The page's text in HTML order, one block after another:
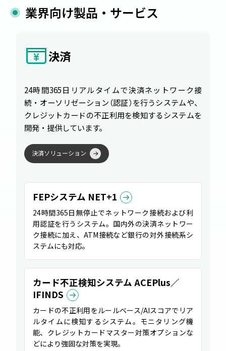
業界向け製品・サービス
決済
24時間365日リアルタイムで決済ネットワーク接
続・オーソリゼーション（認証）を行うシステムや、
クレジットカードの不正利用を検知するシステムを
開発・提供しています。
決済ソ リ ュ ーショ ン
FEPシステム NET+1
24時間365日無停止でネットワーク接続および利
用認証を行うシステム。国内外の決済ネットワー
ク接続に加え、ATM接続など銀行の対外接続系シ
ステムにも対応。
カード不正検知システム ACEPlus／
IFINDS
カードの不正利用をルールベース/AIスコアでリア
ルタイムに検知するシステム。モニタリング機
能、クレジットカードマスター対策オプションな
どにより強固な対策を実現。